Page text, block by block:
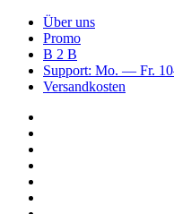
Über uns
Promo
B 2 B
Support: Mo. — Fr.
Versandkosten